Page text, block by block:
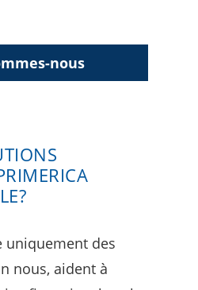
nous
uniquement des
nous, aident à